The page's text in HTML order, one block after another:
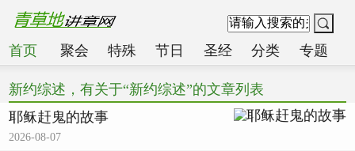
首页 聚会 特殊 节日 圣经 分类 专题
新约综述，有关于“新约综述”的文章列表
耶稣赶鬼的故事
2026-08-07